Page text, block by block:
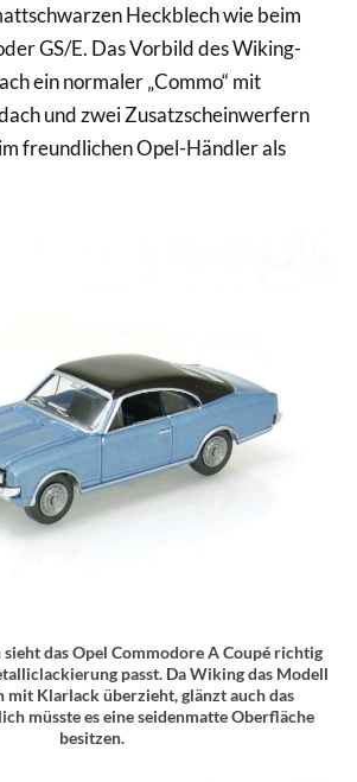
Heckblech wie beim
GS/E. Das Vorbild des Wiking-
ein normaler „Commo“ mit
und zwei Zusatzscheinwerfern
freundlichen Opel-Händler als
das Opel Commodore A Coupé richtig
passt. Da Wiking das Modell
mit Klarlack überzieht, glänzt auch das
müsste es eine seidenmatte Oberfläche
besitzen.